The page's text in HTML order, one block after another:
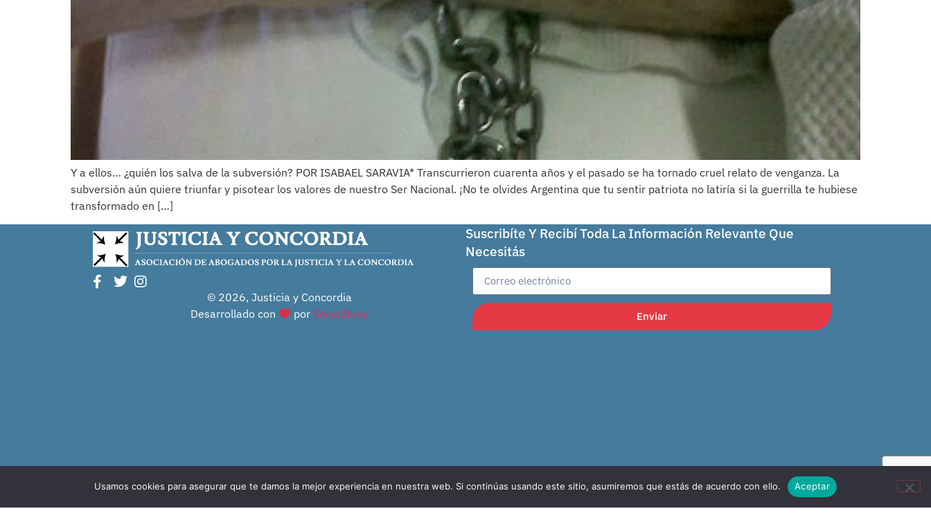
Y a ellos… ¿quién los salva de la subversión? POR ISABAEL SARAVIA* Transcurrieron cuarenta años y el pasado se ha tornado cruel relato de venganza. La
subversión aún quiere triunfar y pisotear los valores de nuestro Ser Nacional. ¡No te olvides Argentina que tu sentir patriota no latiría si la guerrilla te hubiese
transformado en […]
© 2026, Justicia y Concordia
Desarrollado con
por SocialBuey
Suscribíte Y Recibí Toda La Información Relevante Que
Necesitás
Enviar
Usamos cookies para asegurar que te damos la mejor experiencia en nuestra web. Si continúas usando este sitio, asumiremos que estás de acuerdo con ello. Aceptar